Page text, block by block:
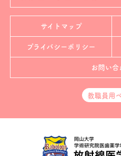
サイトマップ
プライバシーポリシー
お問い合
教職員用